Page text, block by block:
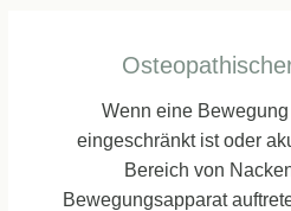
Wenn eine
eingeschränkt ist oder
Bereich von
Bewegungsapparat